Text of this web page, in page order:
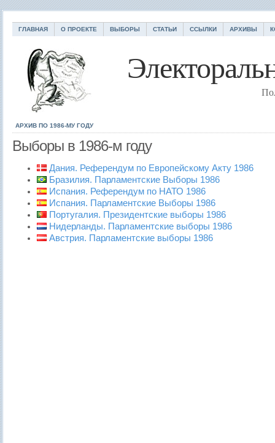
ГЛАВНАЯ О ПРОЕКТЕ ВЫБОРЫ СТАТЬИ ССЫЛКИ АРХИВЫ
АРХИВ ПО 1986-МУ ГОДУ
Выборы в 1986-м году
Дания. Референдум по Европейскому Акту 1986
Бразилия. Парламентские Выборы 1986
Испания. Референдум по НАТО 1986
Испания. Парламентские Выборы 1986
Португалия. Президентские выборы 1986
Нидерланды. Парламентские выборы 1986
Австрия. Парламентские выборы 1986